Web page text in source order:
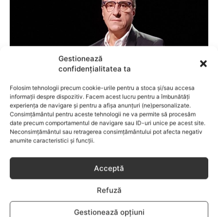
Gestionează
confidențialitatea ta
Folosim tehnologii precum cookie-urile pentru a stoca și/sau accesa
informații despre dispozitiv. Facem acest lucru pentru a îmbunătăți
experiența de navigare și pentru a afișa anunțuri (ne)personalizate.
Consimțământul pentru aceste tehnologii ne va permite să procesăm
date precum comportamentul de navigare sau ID-uri unice pe acest site.
Neconsimțământul sau retragerea consimțământului pot afecta negativ
anumite caracteristici și funcții.
Acceptă
Refuză
Gestionează opțiuni
VEDETE
Claudiu Bleonţ, omul care „încearcă să-şi
reactiveze constant copilul din el”